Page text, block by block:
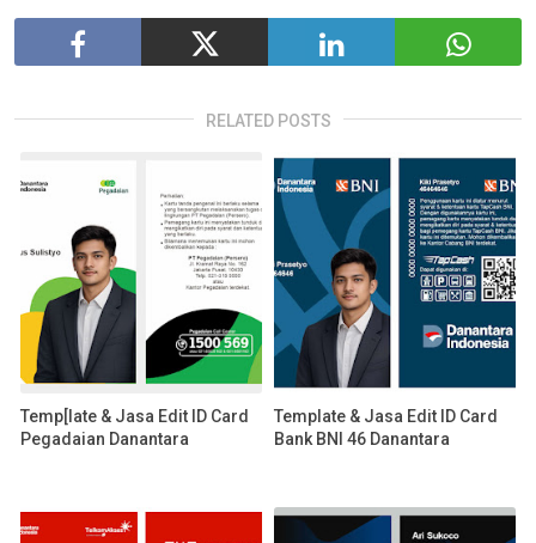
RELATED POSTS
Temp[late & Jasa Edit ID Card
Pegadaian Danantara
Template & Jasa Edit ID Card
Bank BNI 46 Danantara